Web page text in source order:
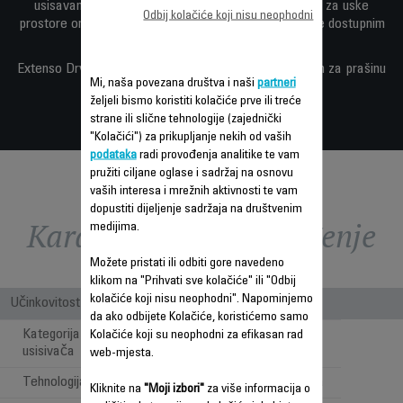
usisavanje posebno udobnim, a integrirani nastavak za uske
prostore omogućava jednostavan pristup čak i najteže dostupnim
Extenso Dry je opremljen stalnim filterom i spremnikom za prašinu
radi lakšeg održavanja.
Karakteristike - Poređenje
Učinkovitost
Kategorija bežičnog ručnog
usisivača
Mokro
Tehnologija Cyclonic Tehnologija
Mi, naša povezana društva i naši partneri
željeli bismo koristiti kolačiće prve ili treće
strane ili slične tehnologije (zajednički
"Kolačići") za prikupljanje nekih od vaših
podatakaradi provođenja analitike te vam
pružiti ciljane oglase i sadržaj na osnovu
vaših interesa i mrežnih aktivnosti te vam
dopustiti dijeljenje sadržaja na društvenim
medijima.
Možete pristati ili odbiti gore navedeno
klikom na "Prihvati sve kolačiće" ili "Odbij
kolačiće koji nisu neophodni". Napominjemo
da ako odbijete Kolačiće, koristićemo samo
Kolačiće koji su neophodni za efikasan rad
web-mjesta.
Kliknite na "Moji izbori"za više informacija o
Odbij kolačiće koji nisu neophodni